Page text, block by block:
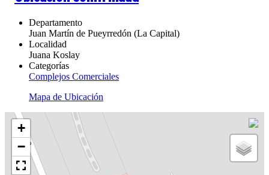
Departamento
Juan Martín de Pueyrredón (La Capital)
Localidad
Juana Koslay
Categorías
Complejos Comerciales
Mapa de Ubicación
+
−